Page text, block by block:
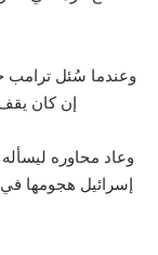
وعندما سُئل ترامب
إن كان
وعاد محاوره ليسأله
إسرائيل هجومها